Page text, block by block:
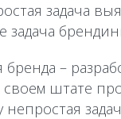
задача
–
штате